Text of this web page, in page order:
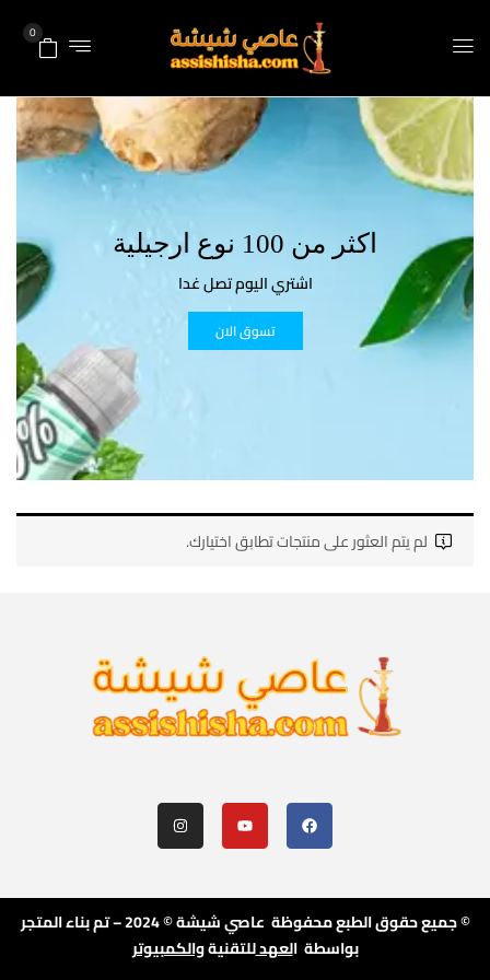
0
اكثر من 100 نوع ارجيلية
اشتري اليوم تصل غدا
تسوق الان
لم يتم العثور على منتجات تطابق اختيارك.
© جميع حقوق الطبع محفوظة عاصي شيشة © 2024 – تم بناء المتجر
بواسطة العهدللتقنيةوالكمبيوتر